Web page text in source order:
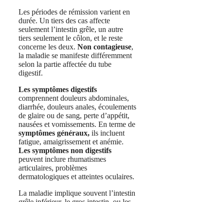
Les périodes de rémission varient en
durée. Un tiers des cas affecte
seulement l’intestin grêle, un autre
tiers seulement le côlon, et le reste
concerne les deux. Non contagieuse,
la maladie se manifeste différemment
selon la partie affectée du tube
digestif.
Les symptômes digestifs
comprennent douleurs abdominales,
diarrhée, douleurs anales, écoulements
de glaire ou de sang, perte d’appétit,
nausées et vomissements. En terme de
symptômes généraux, ils incluent
fatigue, amaigrissement et anémie.
Les symptômes non digestifs
peuvent inclure rhumatismes
articulaires, problèmes
dermatologiques et atteintes oculaires.
La maladie implique souvent l’intestin